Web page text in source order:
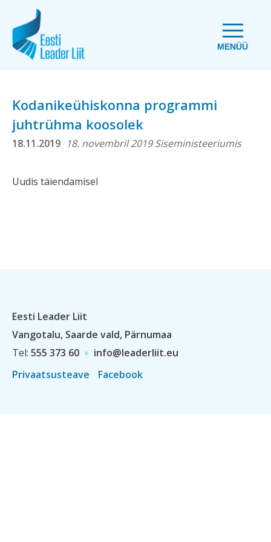
MENÜÜ
Kodanikeühiskonna programmi
juhtrühma koosolek
18.11.2019 18. novembril 2019 Siseministeeriumis
Uudis täiendamisel
Eesti Leader Liit
Vangotalu, Saarde vald, Pärnumaa
Tel: 555 373 60
info@leaderliit.eu
Privaatsusteave
Facebook